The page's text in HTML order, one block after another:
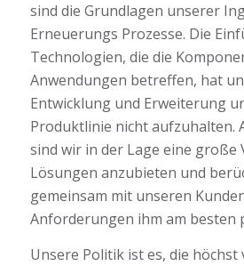
sind die Grundlagen unserer
Erneuerungs Prozesse. Die
Technologien, die die
Anwendungen betreffen, hat
Entwicklung und Erweiterung
Produktlinie nicht aufzuhalten.
sind wir in der Lage eine große
Lösungen anzubieten und
gemeinsam mit unseren
Anforderungen ihm am besten
Unsere Politik ist es, die höchst